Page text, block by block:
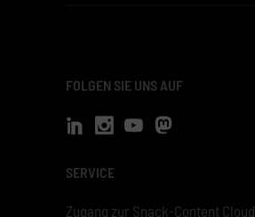
FOLGEN SIE UNS AUF
SERVICE
Zugang zur Snack-Content Cloud